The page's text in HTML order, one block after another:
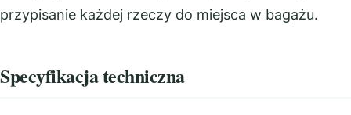
przypisanie każdej rzeczy do miejsca w bagażu.
Specyfikacja techniczna